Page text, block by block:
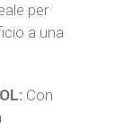
per
a una
Con